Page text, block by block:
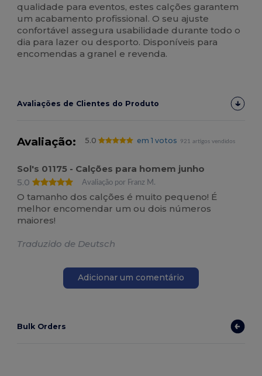
qualidade para eventos, estes calções garantem
um acabamento profissional. O seu ajuste
confortável assegura usabilidade durante todo o
dia para lazer ou desporto. Disponíveis para
encomendas a granel e revenda.
Avaliações de Clientes do Produto
Avaliação: 5.0 em 1 votos 921 artigos vendidos
Sol's 01175 - Calções para homem junho
5.0
Avaliação por Franz M.
O tamanho dos calções é muito pequeno! É
melhor encomendar um ou dois números
maiores!
Traduzido de Deutsch
Adicionar um comentário
Bulk Orders